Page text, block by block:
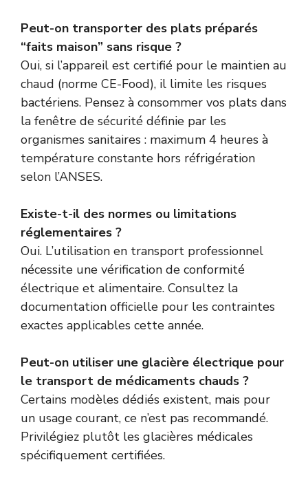
Peut-on transporter des plats préparés
“faits maison” sans risque ?
Oui, si l’appareil est certifié pour le maintien au
chaud (norme CE-Food), il limite les risques
bactériens. Pensez à consommer vos plats dans
la fenêtre de sécurité définie par les
organismes sanitaires : maximum 4 heures à
température constante hors réfrigération
selon l’ANSES.
Existe-t-il des normes ou limitations
réglementaires ?
Oui. L’utilisation en transport professionnel
nécessite une vérification de conformité
électrique et alimentaire. Consultez la
documentation officielle pour les contraintes
exactes applicables cette année.
Peut-on utiliser une glacière électrique pour
le transport de médicaments chauds ?
Certains modèles dédiés existent, mais pour
un usage courant, ce n’est pas recommandé.
Privilégiez plutôt les glacières médicales
spécifiquement certifiées.